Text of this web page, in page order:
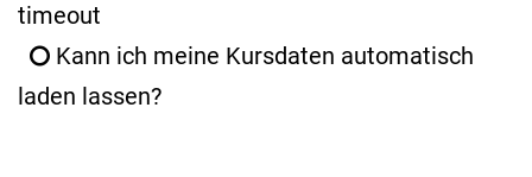
timeout
Kann ich meine Kursdaten automatisch
laden lassen?